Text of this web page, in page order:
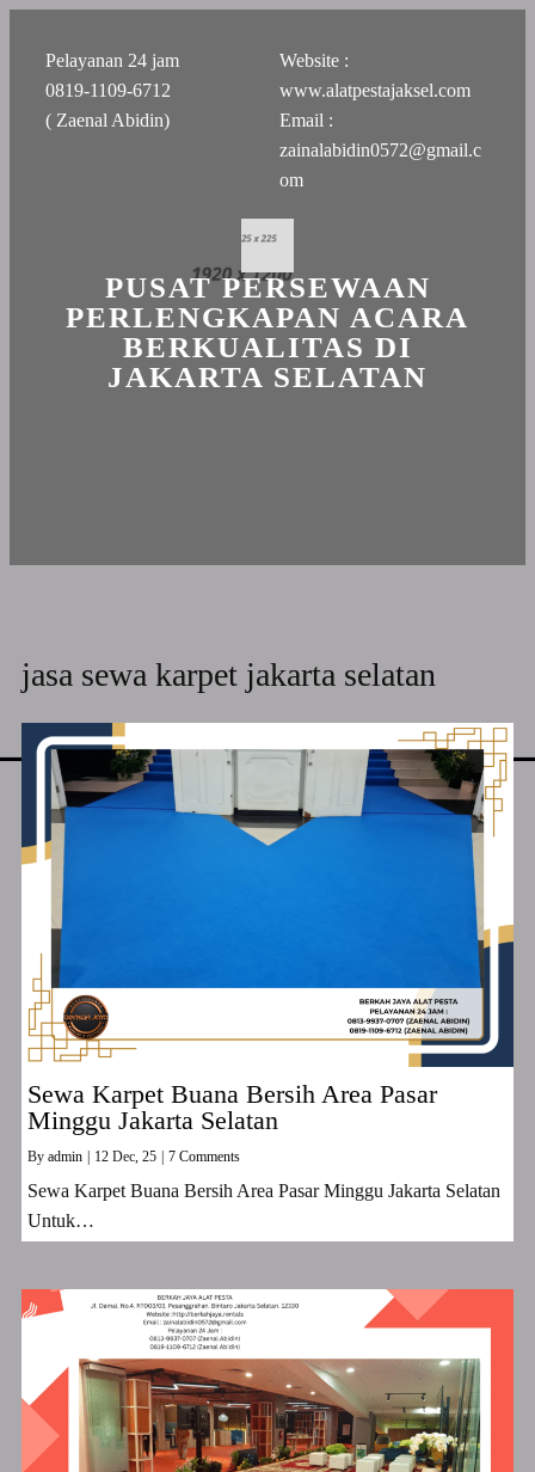
Pelayanan 24 jam
0819-1109-6712
( Zaenal Abidin)
Website :
www.alatpestajaksel.com
Email :
zainalabidin0572@gmail.c
om
PUSAT PERSEWAAN
PERLENGKAPAN ACARA
BERKUALITAS DI
JAKARTA SELATAN
jasa sewa karpet jakarta selatan
Sewa Karpet Buana Bersih Area Pasar
Minggu Jakarta Selatan
By admin 12 Dec, 25 7 Comments
Sewa Karpet Buana Bersih Area Pasar Minggu Jakarta Selatan
Untuk…